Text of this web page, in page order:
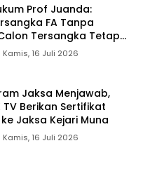
Prof Juanda:
FA Tanpa
Tersangka Tetap
Kamis, 16 Juli 2026
Jaksa Menjawab,
TV Berikan Sertifikat
Jaksa Kejari Muna
Kamis, 16 Juli 2026